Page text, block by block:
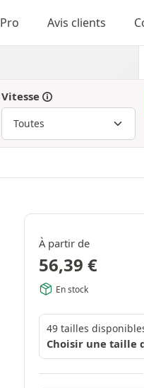
Pro Avis clients
Vitesse
À partir de
56,39 €
En stock
49 tailles
Choisir une taille